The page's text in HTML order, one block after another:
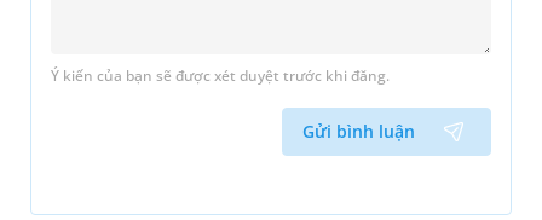
Ý kiến của bạn sẽ được xét duyệt trước khi đăng.
Gửi bình luận